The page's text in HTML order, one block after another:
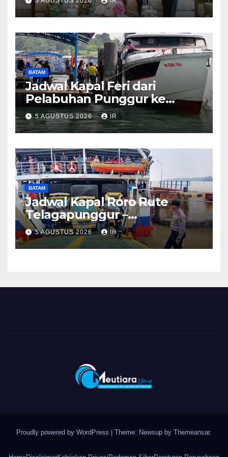
BATAM
Jadwal Kapal Feri dari
Pelabuhan Punggur ke
Sejumlah Pulau di Kepri
5 AGUSTUS 2026 IR
BATAM
Jadwal Kapal Roro Rute
Telagapunggur –
Tanjunguban dan Sebaliknya
5 AGUSTUS 2026 IR
Proudly powered by WordPress Theme: Newsup by Themeansar.